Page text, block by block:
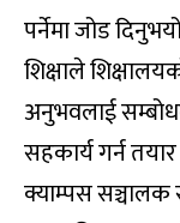
पर्नेमा जोड
शिक्षाले
अनुभवलाई
सहकार्य गर्न
क्याम्पस सञ्चालक